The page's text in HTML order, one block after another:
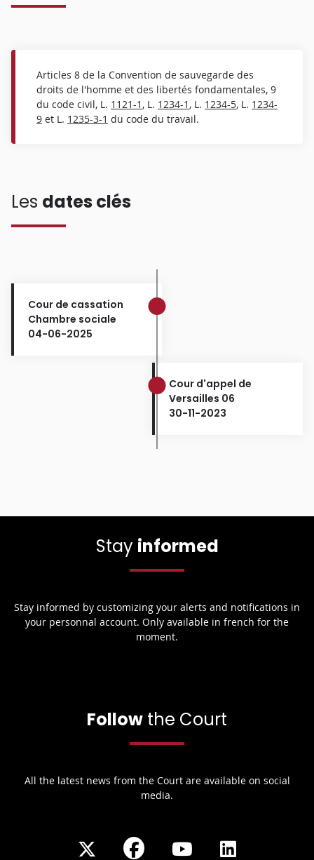
Articles 8 de la Convention de sauvegarde des
droits de l'homme et des libertés fondamentales, 9
du code civil, L. 1121-1 , L. 1234-1 , L. 1234-5, L. 1234-
9 et L. 1235-3-1 du code du travail.
Les dates clés
Cour de cassation
Chambre sociale
04-06-2025
Cour d'appel de
Versailles 06
30-11-2023
Stay informed
Stay informed by customizing your alerts and notifications in
your personnal account. Only available in french for the
moment.
Follow the Court
All the latest news from the Court are available on social
media.
Share Share
Share